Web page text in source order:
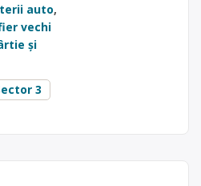
auto,
vechi
și
3